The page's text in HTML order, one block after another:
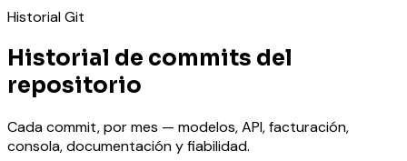
Historial Git
Historial de commits del
repositorio
Cada commit, por mes — modelos, API, facturación,
consola, documentación y fiabilidad.